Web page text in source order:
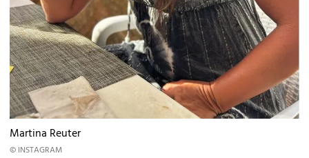
Martina Reuter
© INSTAGRAM